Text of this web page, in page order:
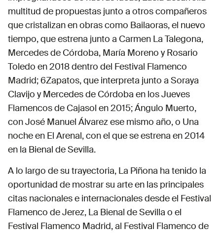
multitud de propuestas junto a otros compañeros
que cristalizan en obras como Bailaoras, el nuevo
tiempo, que estrena junto a Carmen La Talegona,
Mercedes de Córdoba, María Moreno y Rosario
Toledo en 2018 dentro del Festival Flamenco
Madrid; 6Zapatos, que interpreta junto a Soraya
Clavijo y Mercedes de Córdoba en los Jueves
Flamencos de Cajasol en 2015; Ángulo Muerto,
con José Manuel Álvarez ese mismo año, o Una
noche en El Arenal, con el que se estrena en 2014
en la Bienal de Sevilla.
A lo largo de su trayectoria, La Piñona ha tenido la
oportunidad de mostrar su arte en las principales
citas nacionales e internacionales desde el Festival
Flamenco de Jerez, La Bienal de Sevilla o el
Festival Flamenco Madrid, al Festival Flamenco de